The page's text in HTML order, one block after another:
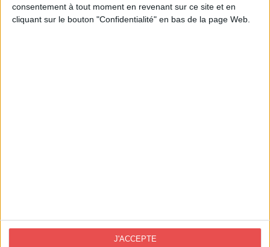
consentement à tout moment en revenant sur ce site et en
cliquant sur le bouton "Confidentialité" en bas de la page Web.
J'ACCEPTE
novoprint@novoprint.es
+93 653 53 00